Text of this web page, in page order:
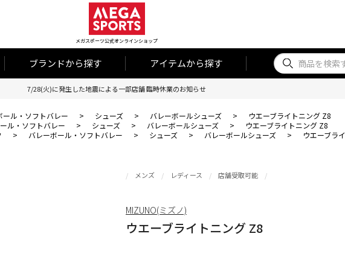
メガスポーツ公式オンラインショップ
ブランドから探す アイテムから探す
7/28(火)に発生した地震による一部店舗 臨時休業のお知らせ
ール・ソフトバレー > シューズ > バレーボールシューズ >
ウエーブライトニング Z8
ル・ソフトバレー > シューズ > バレーボールシューズ >
ウエーブライトニング Z8
> バレーボール・ソフトバレー > シューズ > バレーボールシューズ > ウエーブラ
メンズ レディース 店舗受取可能
ウエーブライトニング Z8
MIZUNO(ミズノ)